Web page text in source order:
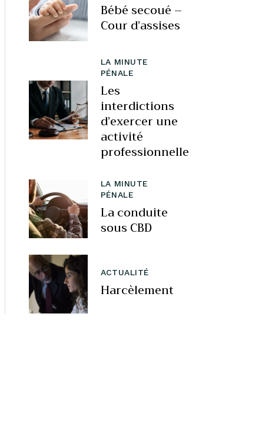
Bébé secoué –
Cour d’assises
LA MINUTE
PÉNALE
Les
interdictions
d’exercer une
activité
professionnelle
LA MINUTE
PÉNALE
La conduite
sous CBD
ACTUALITÉ
Harcèlement